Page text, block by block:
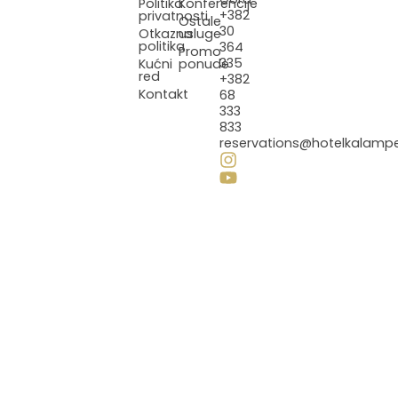
privatnosti
Otkazna
politika
Kućni
red
Kontakt
Ostale
usluge
Promo
ponude
+382
30
364
335
+382
68
333
833